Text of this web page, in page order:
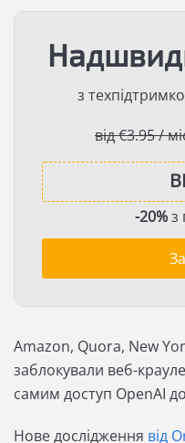
з
від €3.95 /
-20%з
Amazon, Quora, New
заблокували веб-
самим доступ OpenAI
Нове дослідження від